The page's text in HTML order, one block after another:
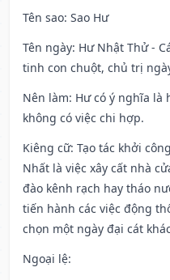
Tên sao: Sao Hư
Tên ngày: Hư Nhật Thử -
tinh con chuột, chủ trị
Nên làm: Hư có ý nghĩa là
không có việc chi hợp.
Kiêng cữ: Tạo tác khởi
Nhất là việc xây cất nhà
đào kênh rạch hay tháo
tiến hành các việc động
chọn một ngày đại cát
Ngoại lệ: